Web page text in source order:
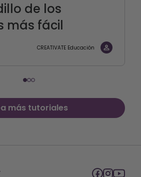
de los
más fácil
CREATIVATE Educación
más tutoriales